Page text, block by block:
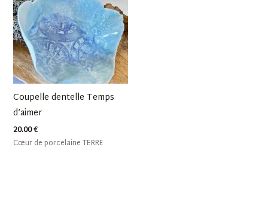
Coupelle dentelle Temps
d’aimer
20.00€
Cœur de porcelaine TERRE